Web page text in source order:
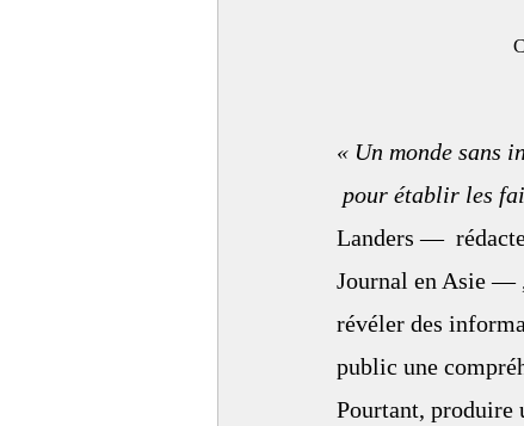
« Un monde sans
pour établir les
Landers —
Journal en Asie —
révéler des
public une
Pourtant, produire